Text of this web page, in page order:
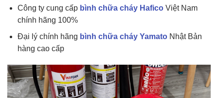
Công ty cung cấp bình chữa cháy HaficoViệt Nam
chính hãng 100%
Đại lý chính hãng bình chữa cháy YamatoNhật Bản
hàng cao cấp